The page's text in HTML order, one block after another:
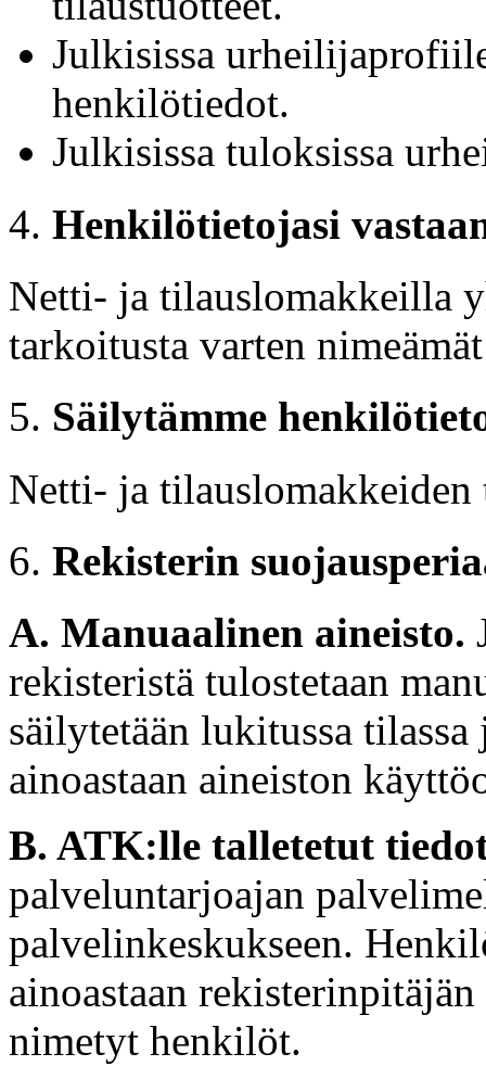
Julkisissa
henkilötiedot.
Julkisissa tuloksissa
Henkilötietojasi
Netti- ja tilauslomakkeilla
tarkoitusta varten
Säilytämme
Netti- ja
Rekisterin
A. Manuaalinen aineisto.
rekisteristä tulostetaan
säilytetään lukitussa
ainoastaan aineiston
B. ATK:lle talletetut
palveluntarjoajan
palvelinkeskukseen.
ainoastaan
nimetyt henkilöt.